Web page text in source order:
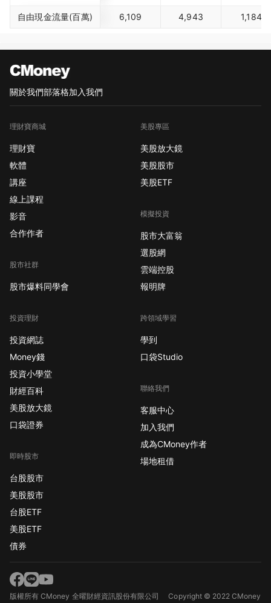
自由現金流量(百萬) 6,109 4,943 1,184
關於我們部落格加入我們
理財寶商城
理財寶
軟體
講座
線上課程
影音
合作作者
股市社群
股市爆料同學會
投資理財
投資網誌
Money錢
投資小學堂
財經百科
美股放大鏡
口袋證券
即時股市
台股股市
美股股市
台股ETF
美股ETF
債券
美股專區
美股放大鏡
美股股市
美股ETF
模擬投資
股市大富翁
選股網
雲端控股
報明牌
跨領域學習
學到
口袋Studio
聯絡我們
客服中心
加入我們
成為CMoney作者
場地租借
版權所有 CMoney 全曜財經資訊股份有限公司Copyright © 2022 CMoney